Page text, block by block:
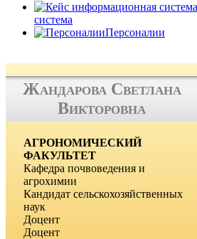
система
Персоналии
Жандарова Светлана
Викторовна
АГРОНОМИЧЕСКИЙ
ФАКУЛЬТЕТ
Кафедра почвоведения и
агрохимии
Кандидат сельскохозяйственных
наук
Доцент
Доцент